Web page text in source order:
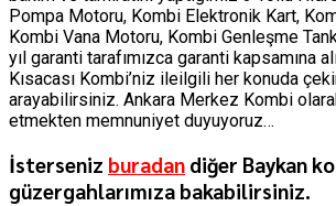
Pompa Motoru, Kombi Elektronik Kart,
Kombi Vana Motoru, Kombi Genleşme
yıl garanti tarafımızca garanti kapsamına
Kısacası Kombi’niz ileilgili her konuda
arayabilirsiniz. Ankara Merkez Kombi
etmekten memnuniyet duyuyoruz…
İsterseniz buradan diğer Baykan
güzergahlarımıza bakabilirsiniz.